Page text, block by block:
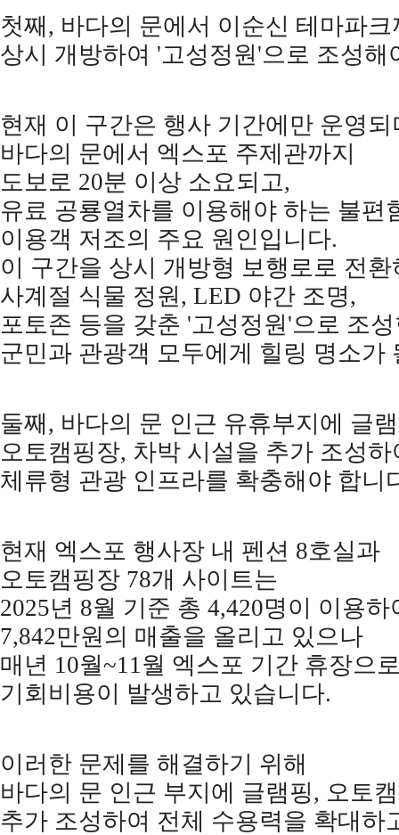
첫째 , 바다의 문에서 이순신 테마파
상시 개방하여 '고성정원'으로 조성해
현재 이 구간은 행사 기간에만 운영되
바다의 문에서 엑스포 주제관까지
도보로 20분 이상 소요되고,
유료 공룡열차를 이용해야 하는 불편
이용객 저조의 주요 원인입니다.
이 구간을 상시 개방형 보행로로 전환
사계절 식물 정원, LED 야간 조명,
포토존 등을 갖춘 '고성정원'으로 조
군민과 관광객 모두에게 힐링 명소가
둘째 , 바다의 문 인근 유휴부지에 글
오토캠핑장, 차박 시설을 추가 조성하
체류형 관광 인프라를 확충해야 합니
현재 엑스포 행사장 내 펜션 8호실과
오토캠핑장 78개 사이트는
2025년 8월 기준 총 4,420명이 이용하
7,842만원의 매출을 올리고 있으나
매년 10월~11월 엑스포 기간 휴장으
기회비용이 발생하고 있습니다.
이러한 문제를 해결하기 위해
바다의 문 인근 부지에 글램핑, 오토
추가 조성하여 전체 수용력을 확대하